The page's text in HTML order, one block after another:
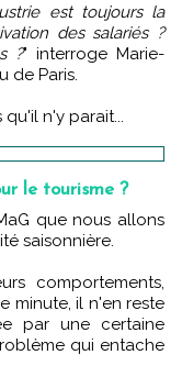
est toujours la
des salariés ?
?" interroge Marie-
de Paris.
n'y parait...
le tourisme ?
que nous allons
saisonnière.
comportements,
minute, il n'en reste
par une certaine
qui entache